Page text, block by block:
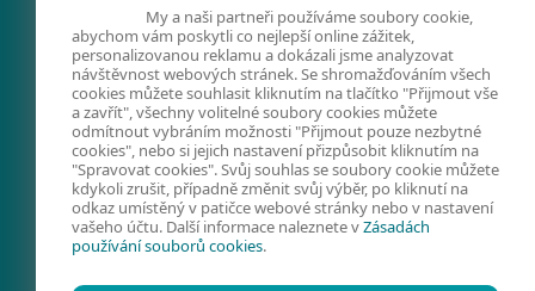
FIRMY A TECHNOLOGIE
KYBERNETICKÁ
BEZPEČNOST
PREVENCE
FACEBOOK
X LINKEDIN
My a naši partneři používáme soubory cookie,
abychom vám poskytli co nejlepší online zážitek,
personalizovanou reklamu a dokázali jsme analyzovat
návštěvnost webových stránek. Se shromažďováním všech
cookies můžete souhlasit kliknutím na tlačítko "Přijmout vše
a zavřít", všechny volitelné soubory cookies můžete
odmítnout vybráním možnosti "Přijmout pouze nezbytné
cookies", nebo si jejich nastavení přizpůsobit kliknutím na
"Spravovat cookies". Svůj souhlas se soubory cookie můžete
kdykoli zrušit, případně změnit svůj výběr, po kliknutí na
odkaz umístěný v patičce webové stránky nebo v nastavení
vašeho účtu. Další informace naleznete vZásadách
používání souborů cookies.